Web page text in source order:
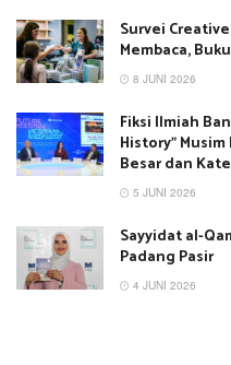
Survei
Membaca,
8 JUNI 2026
Fiksi Ilmiah
History”
Besar dan
5 JUNI 2026
Sayyidat al-
Padang Pasir
4 JUNI 2026